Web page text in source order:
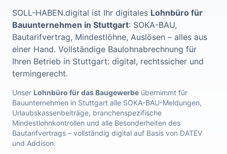
SOLL-HABEN.digital ist Ihr digitales Lohnbüro für
Bauunternehmen in Stuttgart: SOKA-BAU,
Bautarifvertrag, Mindestlöhne, Auslösen – alles aus
einer Hand. Vollständige Baulohnabrechnung für
Ihren Betrieb in Stuttgart: digital, rechtssicher und
termingerecht.
Unser Lohnbüro für das Baugewerbe übernimmt für
Bauunternehmen in Stuttgart alle SOKA-BAU-Meldungen,
Urlaubskassenbeiträge, branchenspezifische
Mindestlohnkontrollen und alle Besonderheiten des
Bautarifvertrags – vollständig digital auf Basis von DATEV
und Addison.
Lohnabrechnung Waiblingen
Lohnabrechnung Schorndorf
Lohnabrechnung Stuttgart
Lohnabrechnung Heilbronn
Lohnabrechnung Karlsruhe
Lohnabrechnung Freiburg
Lohnabrechnung Mannheim
Lohnabrechnung Heidelberg
Lohnabrechnung Ulm
Lohnabrechnung Reutlingen
Lohnabrechnung Tübingen